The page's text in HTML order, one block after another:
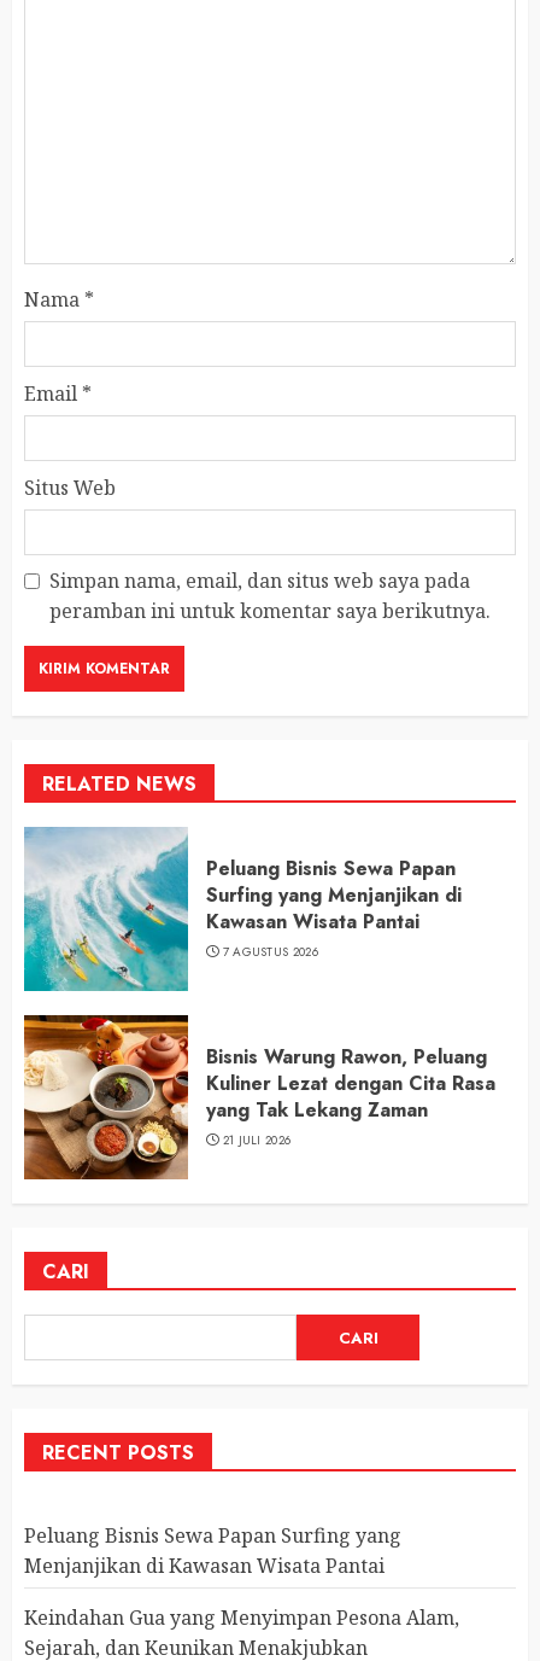
Nama *
Email *
Situs Web
Simpan nama, email, dan situs web saya pada
peramban ini untuk komentar saya berikutnya.
RELATED NEWS
Peluang Bisnis Sewa Papan
Surfing yang Menjanjikan di
Kawasan Wisata Pantai
7 AGUSTUS 2026
Bisnis Warung Rawon, Peluang
Kuliner Lezat dengan Cita Rasa
yang Tak Lekang Zaman
21 JULI 2026
CARI
CARI
RECENT POSTS
Peluang Bisnis Sewa Papan Surfing yang
Menjanjikan di Kawasan Wisata Pantai
Keindahan Gua yang Menyimpan Pesona Alam,
Sejarah, dan Keunikan Menakjubkan